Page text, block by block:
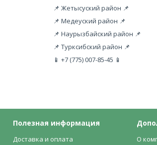
📌 Жетысуский район 📌
📌 Медеуский район 📌
📌 Наурызбайский район 📌
📌 Турксибский район 📌
📱 +7 (775) 007-85-45 📱
Полезная информация
Доставка и оплата
О